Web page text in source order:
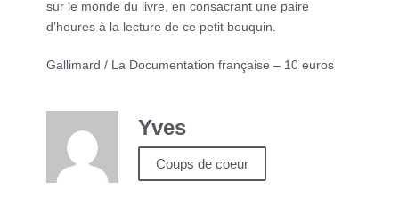
sur le monde du livre, en consacrant une paire
d’heures à la lecture de ce petit bouquin.
Gallimard / La Documentation française – 10 euros
Yves
Coups de coeur